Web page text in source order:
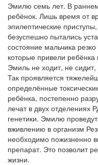
Эмилю семь лет. В
ребёнок. Лишь время от
эпилептические
безуспешно пытались
состояние мальчика
которые привели
Эмиль не ходит, не
Так проявляется
определённые
ребёнка, постепенно
лечат в двух отделениях
генетики. Эмилю
вживлению в организм
необходимо пожизненно
препарат. Это позволит
жизни.